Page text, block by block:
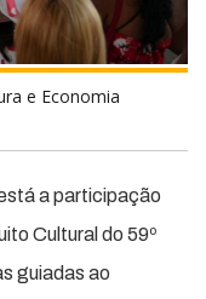
e Economia
a participação
Cultural do 59º
guiadas ao